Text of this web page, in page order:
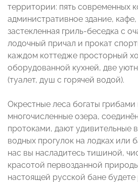
территории: пять современных
административное здание,
застекленная гриль-беседка с
лодочный причал и прокат
каждом коттедже просторный
оборудованной кухней, две
(туалет, душ с горячей водой).
Окрестные леса богаты грибами
многочисленные озера,
протоками, дают удивительные
водных прогулок на лодках или
нас вы насладитесь тишиной,
красотой первозданной
настоящей русской бане будете